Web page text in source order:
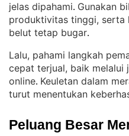
jelas dipahami. Gunakan
produktivitas tinggi, serta
belut tetap bugar.
Lalu, pahami langkah
cepat terjual, baik melalui
online. Keuletan dalam
turut menentukan
Peluang Besar